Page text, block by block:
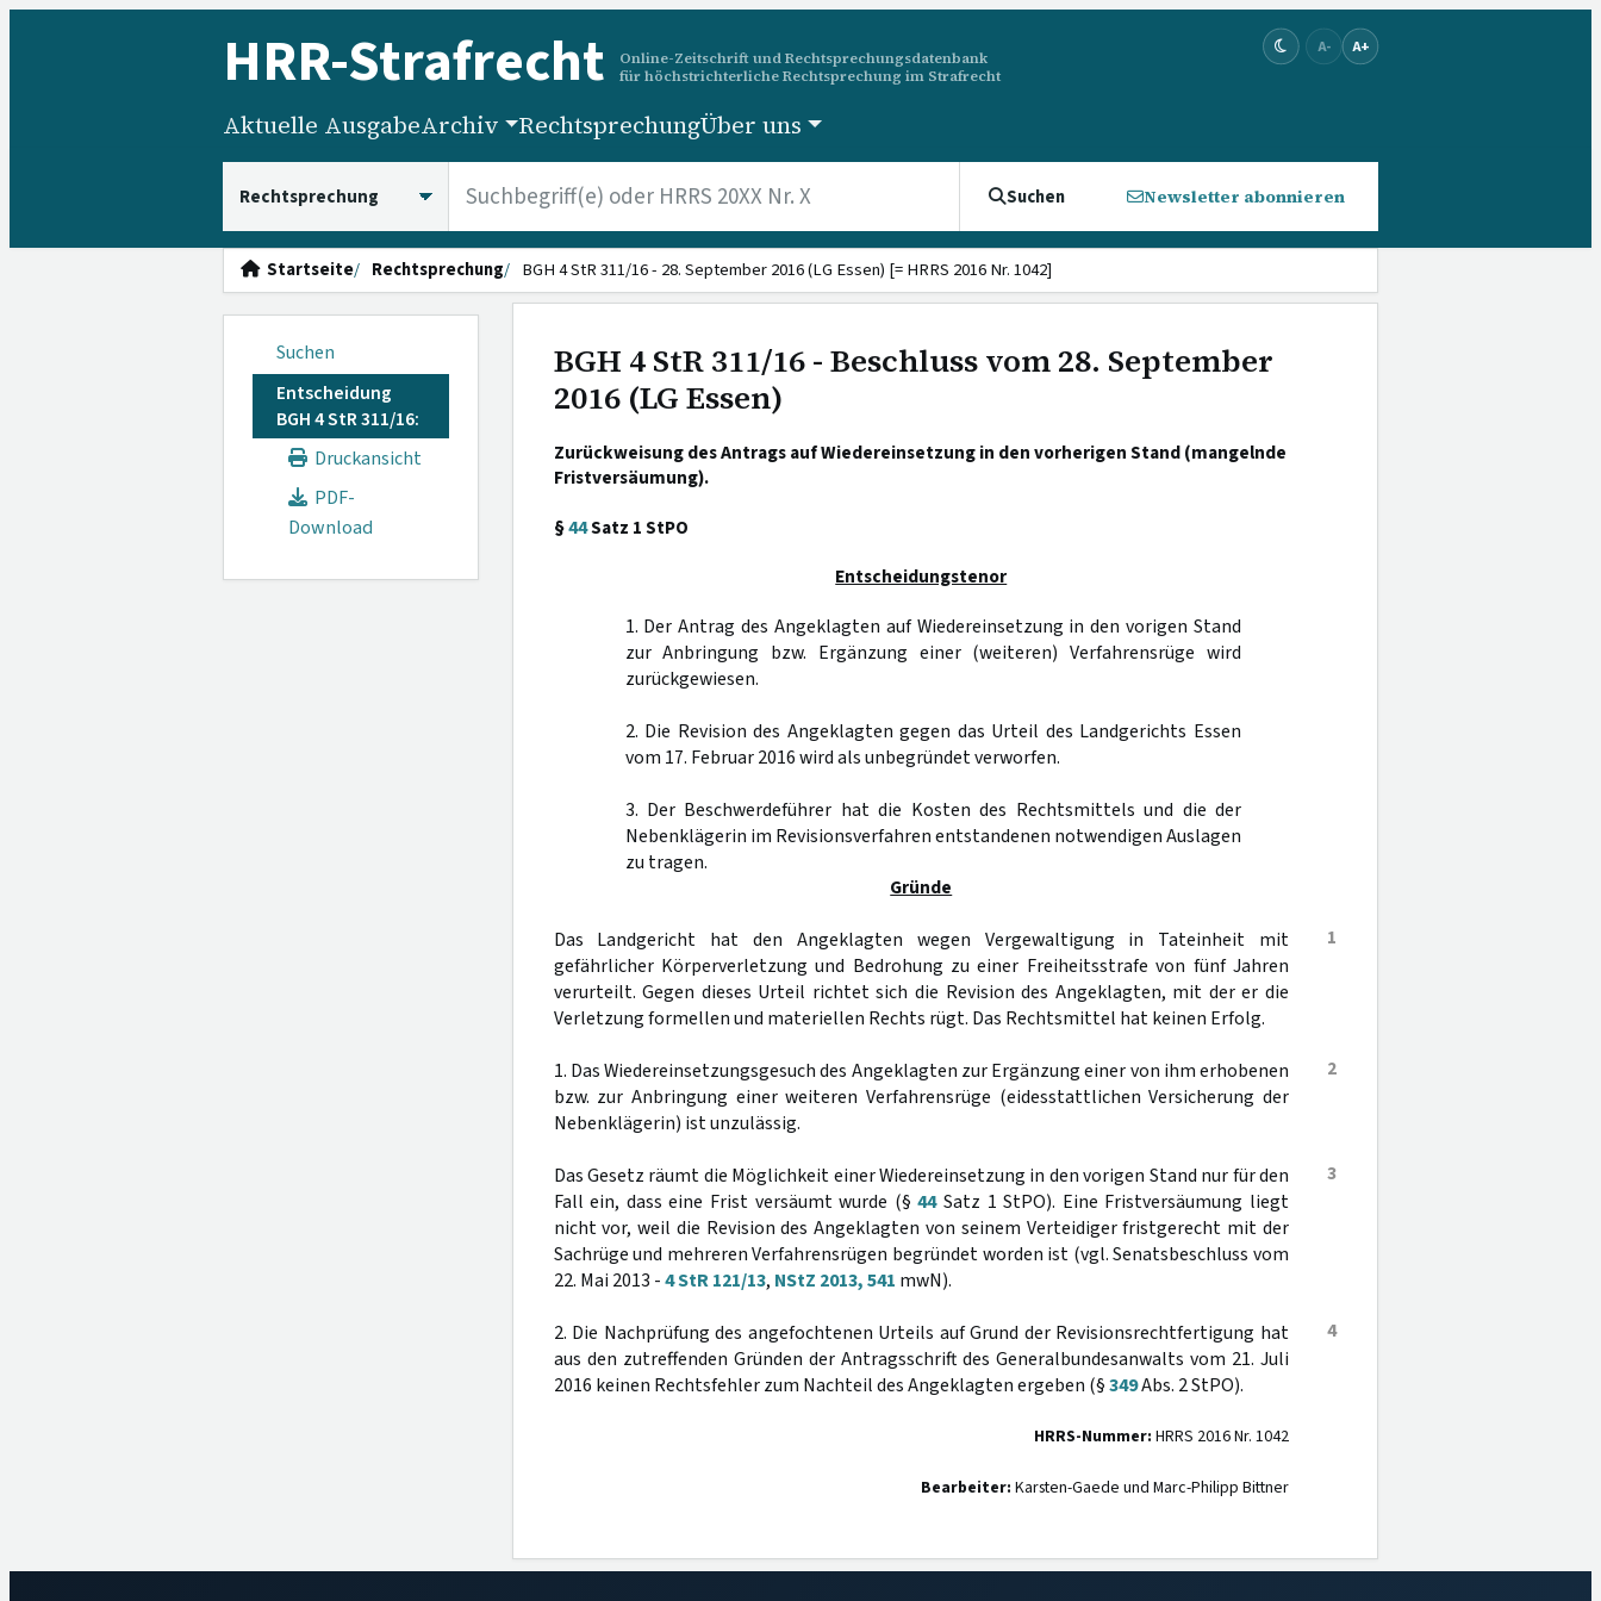
HRR-Strafrecht
Online-Zeitschrift und Rechtsprechungsdatenbank
für höchstrichterliche Rechtsprechung im Strafrecht
A- A+
Aktuelle AusgabeArchiv RechtsprechungÜber uns
Suchen Newsletter abonnieren
Startseite Rechtsprechung BGH 4 StR 311/16 - 28. September 2016 (LG Essen) [= HRRS 2016 Nr. 1042]
Suchen
Entscheidung
BGH 4 StR 311/16:
Druckansicht
PDF-
Download
BGH 4 StR 311/16 - Beschluss vom 28. September
2016 (LG Essen)
Zurückweisung des Antrags auf Wiedereinsetzung in den vorherigen Stand (mangelnde
Fristversäumung).
§44Satz 1 StPO
Entscheidungstenor
1. Der Antrag des Angeklagten auf Wiedereinsetzung in den vorigen Stand
zur Anbringung bzw. Ergänzung einer (weiteren) Verfahrensrüge wird
zurückgewiesen.
2. Die Revision des Angeklagten gegen das Urteil des Landgerichts Essen
vom 17. Februar 2016 wird als unbegründet verworfen.
3. Der Beschwerdeführer hat die Kosten des Rechtsmittels und die der
Nebenklägerin im Revisionsverfahren entstandenen notwendigen Auslagen
zu tragen.
Gründe
1
Das Landgericht hat den Angeklagten wegen Vergewaltigung in Tateinheit mit
gefährlicher Körperverletzung und Bedrohung zu einer Freiheitsstrafe von fünf Jahren
verurteilt. Gegen dieses Urteil richtet sich die Revision des Angeklagten, mit der er die
Verletzung formellen und materiellen Rechts rügt. Das Rechtsmittel hat keinen Erfolg.
2
1. Das Wiedereinsetzungsgesuch des Angeklagten zur Ergänzung einer von ihm erhobenen
bzw. zur Anbringung einer weiteren Verfahrensrüge (eidesstattlichen Versicherung der
Nebenklägerin) ist unzulässig.
3
Das Gesetz räumt die Möglichkeit einer Wiedereinsetzung in den vorigen Stand nur für den
Fall ein, dass eine Frist versäumt wurde (§44Satz 1 StPO). Eine Fristversäumung liegt
nicht vor, weil die Revision des Angeklagten von seinem Verteidiger fristgerecht mit der
Sachrüge und mehreren Verfahrensrügen begründet worden ist (vgl. Senatsbeschluss vom
22. Mai 2013 -4 StR 121/13, NStZ 2013, 541 mwN).
4
2. Die Nachprüfung des angefochtenen Urteils auf Grund der Revisionsrechtfertigung hat
aus den zutreffenden Gründen der Antragsschrift des Generalbundesanwalts vom 21. Juli
2016 keinen Rechtsfehler zum Nachteil des Angeklagten ergeben (§349Abs. 2 StPO).
HRRS-Nummer: HRRS 2016 Nr. 1042
Bearbeiter: Karsten-Gaede und Marc-Philipp Bittner